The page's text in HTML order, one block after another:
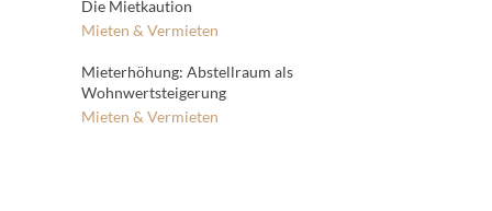
Die Mietkaution
Mieten & Vermieten
Mieterhöhung: Abstellraum als
Wohnwertsteigerung
Mieten & Vermieten